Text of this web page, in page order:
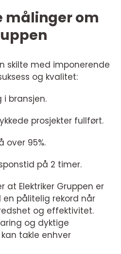
målinger om
skilte med imponerende
og kvalitet:
i bransjen.
prosjekter fullført.
over 95%.
på 2 timer.
at Elektriker Gruppen er
pålitelig rekord når
og effektivitet.
og dyktige
takle enhver